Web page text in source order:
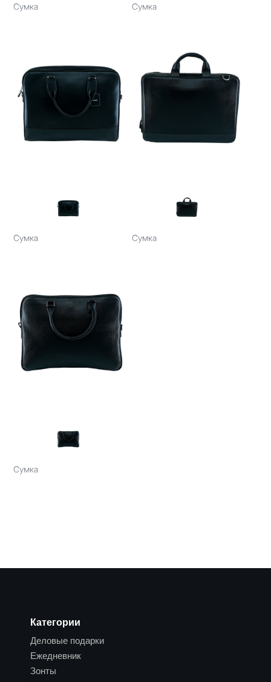
Сумка Сумка
Сумка Сумка
Сумка
Категории
Деловые подарки
Ежедневник
Зонты